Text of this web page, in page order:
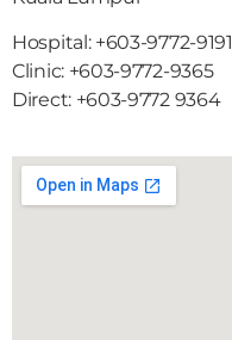
Hospital: +603-9772-9191
Clinic: +603-9772-9365
Direct: +603-9772 9364